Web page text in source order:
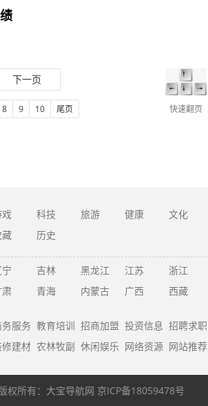
8 9 10
下一页
尾页 快速翻页
戏 科技 旅游 健康 文化
藏 历史
宁 吉林 黑龙江 江苏 浙江
肃 青海 内蒙古 广西 西藏
务服务 教育培训 招商加盟 投资信息 招聘求职
修建材 农林牧副 休闲娱乐 网络资源 网站推荐
所有： 大宝导航网 京ICP备18059478号